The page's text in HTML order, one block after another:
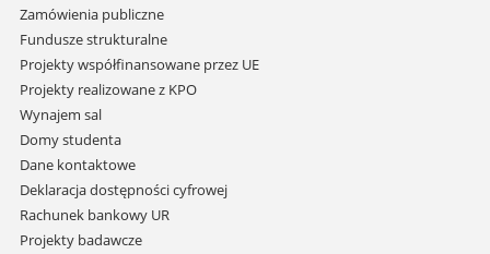
Zamówienia publiczne
Fundusze strukturalne
Projekty współfinansowane przez UE
Projekty realizowane z KPO
Wynajem sal
Domy studenta
Dane kontaktowe
Deklaracja dostępności cyfrowej
Rachunek bankowy UR
Projekty badawcze